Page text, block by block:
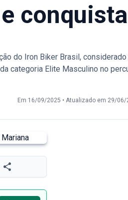
do Iron Biker Brasil,
categoria Elite Masculino no
Em 16/09/2025 • Atualizado em 29/06/